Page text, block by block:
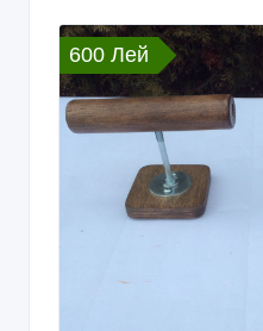
Тренажеры
Молдова, Кишинев